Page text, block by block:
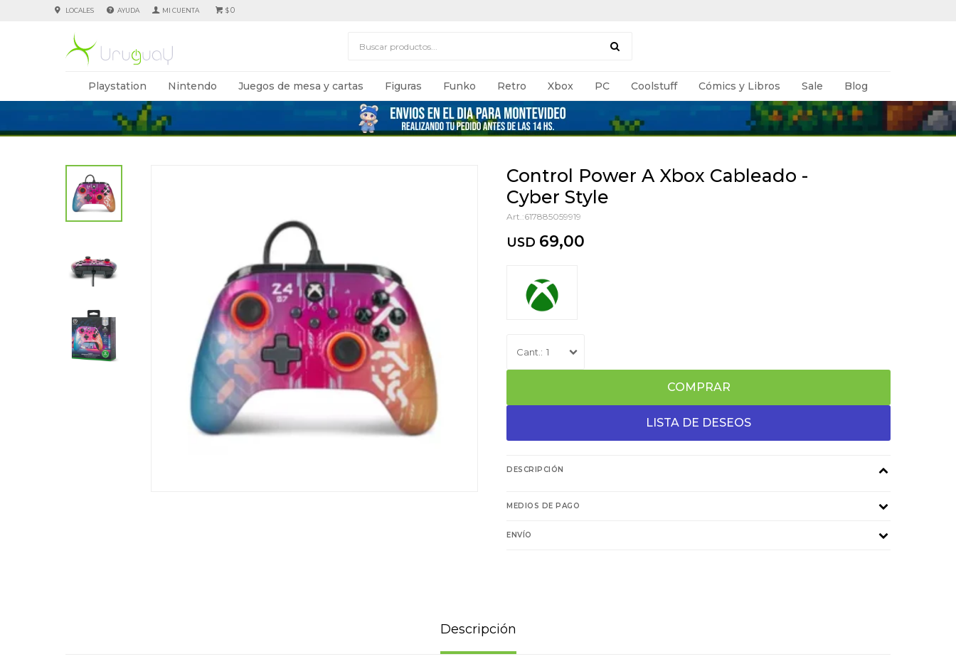
Playstation Nintendo Juegos de mesa y cartas Figuras Funko Retro Xbox PC Coolstuff Cómics y Libros Sale Blog
$0
LOCALES AYUDA
Control Power A Xbox Cableado -
Cyber Style
617885059919
USD 69,00
1
COMPRAR
DESCRIPCIÓN
MEDIOS DE PAGO
ENVÍO
Descripción